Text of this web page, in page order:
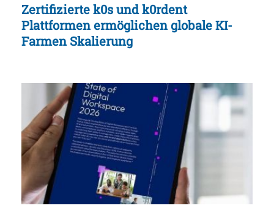
Zertifizierte k0s und k0rdent
Plattformen ermöglichen globale KI-
Farmen Skalierung